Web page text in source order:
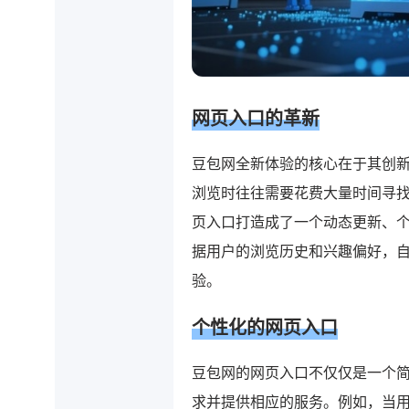
网页入口的革新
豆包网全新体验的核心在于其创
浏览时往往需要花费大量时间寻
页入口打造成了一个动态更新、
据用户的浏览历史和兴趣偏好，
验。
个性化的网页入口
豆包网的网页入口不仅仅是一个
求并提供相应的服务。例如，当